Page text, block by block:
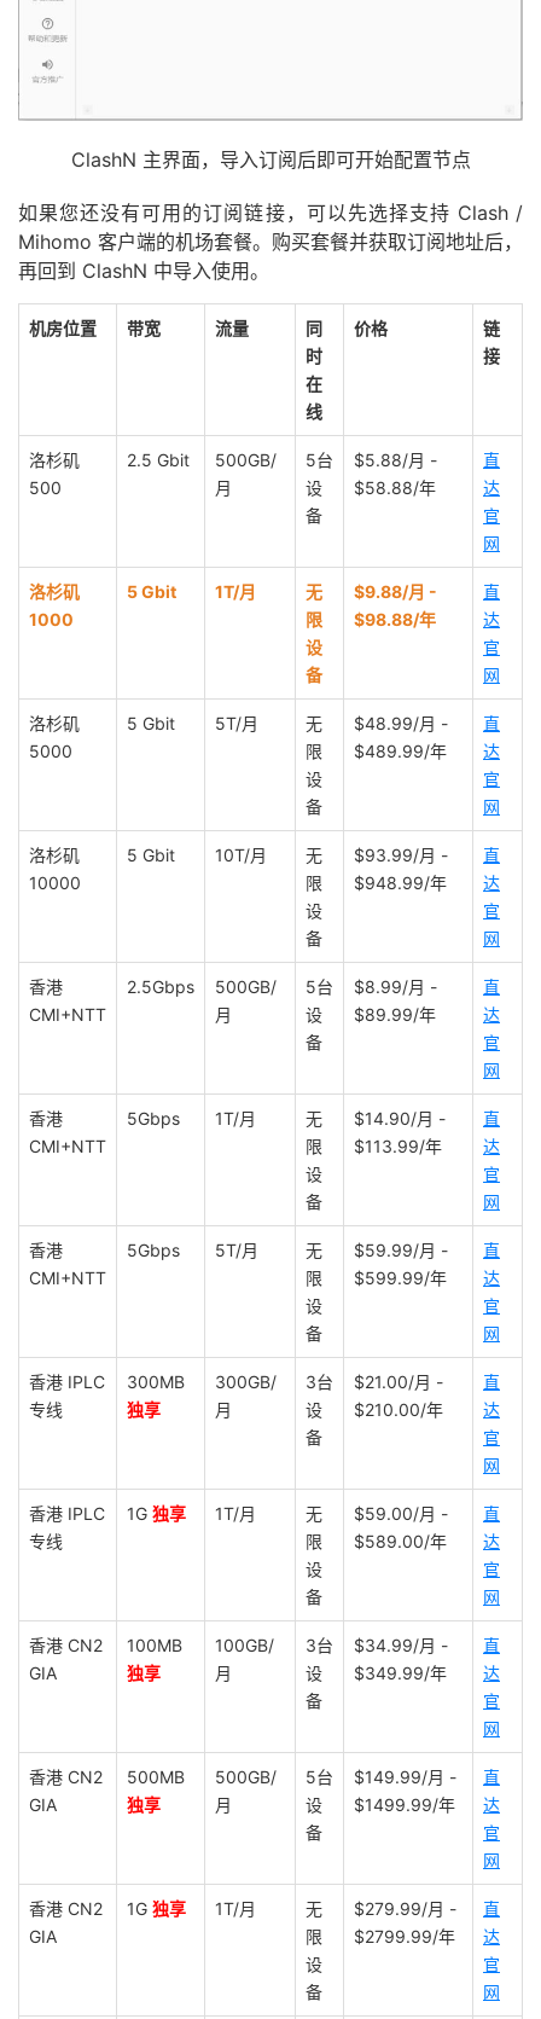
ClashN 主界面，导入订阅后即可开始配置节点
如果您还没有可用的订阅链接，可以先选择支持 Clash /
Mihomo 客户端的机场套餐。购买套餐并获取订阅地址后，
再回到 ClashN 中导入使用。
机房位置 带宽 流量
同
时
在
线
价格
链
接
洛杉矶
500
2.5 Gbit
500GB/
月
5台
设
备
$5.88/月 -
$58.88/年
直
达
官
网
洛杉矶
1000
5 Gbit 1T/月
无
限
设
备
$9.88/月 -
$98.88/年
直
达
官
网
洛杉矶
5000
5 Gbit 5T/月
无
限
设
备
$48.99/月 -
$489.99/年
直
达
官
网
洛杉矶
10000
5 Gbit 10T/月
无
限
设
备
$93.99/月 -
$948.99/年
直
达
官
网
香港
CMI+NTT
2.5Gbps
500GB/
月
5台
设
备
$8.99/月 -
$89.99/年
直
达
官
网
香港
CMI+NTT
5Gbps 1T/月
无
限
设
备
$14.90/月 -
$113.99/年
直
达
官
网
香港
CMI+NTT
5Gbps 5T/月
无
限
设
备
$59.99/月 -
$599.99/年
直
达
官
网
香港 IPLC
专线
300MB
独享
300GB/
月
3台
设
备
$21.00/月 -
$210.00/年
直
达
官
网
香港 IPLC
专线
1G 独享 1T/月
无
限
设
备
$59.00/月 -
$589.00/年
直
达
官
网
香港 CN2
GIA
100MB
独享
100GB/
月
3台
设
备
$34.99/月 -
$349.99/年
直
达
官
网
香港 CN2
GIA
500MB
独享
500GB/
月
5台
设
备
$149.99/月 -
$1499.99/年
直
达
官
网
香港 CN2
GIA
1G 独享 1T/月
无
限
设
备
$279.99/月 -
$2799.99/年
直
达
官
网